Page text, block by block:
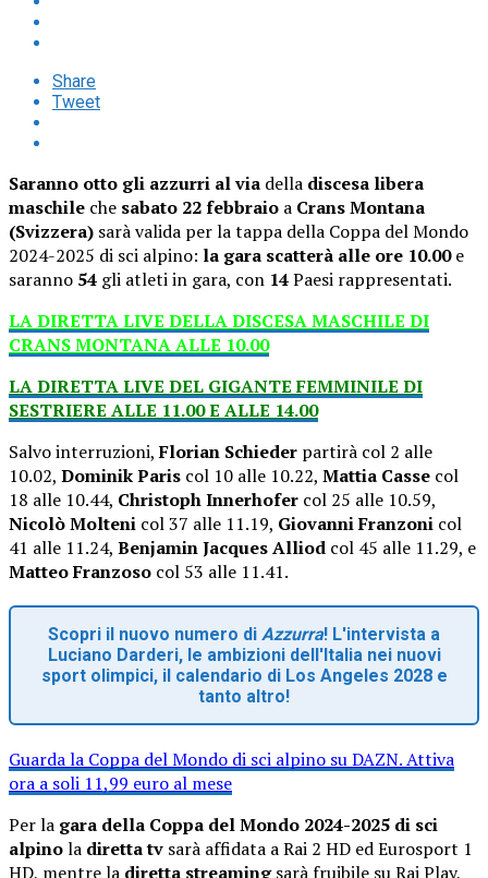
Share
Tweet
Saranno otto gli azzurri al via della discesa libera
maschile che sabato 22 febbraio a Crans Montana
(Svizzera) sarà valida per la tappa della Coppa del Mondo
2024-2025 di sci alpino: la gara scatterà alle ore 10.00e
saranno 54 gli atleti in gara, con 14Paesi rappresentati.
LA DIRETTA LIVE DELLA DISCESA MASCHILE DI
CRANS MONTANA ALLE 10.00
LA DIRETTA LIVE DEL GIGANTE FEMMINILE DI
SESTRIERE ALLE 11.00 E ALLE 14.00
Salvo interruzioni,Florian Schieder partirà col 2 alle
10.02, Dominik Paris col 10 alle 10.22, Mattia Casse col
18 alle 10.44, Christoph Innerhofer col 25 alle 10.59,
Nicolò Molteni col 37 alle 11.19, Giovanni Franzoni col
41 alle 11.24, Benjamin Jacques Alliod col 45 alle 11.29, e
Matteo Franzoso col 53 alle 11.41.
Scopri il nuovo numero di Azzurra! L'intervista a
Luciano Darderi, le ambizioni dell'Italia nei nuovi
sport olimpici, il calendario di Los Angeles 2028 e
tanto altro!
Guarda la Coppa del Mondo di sci alpino su DAZN. Attiva
ora a soli 11,99 euro al mese
Per la gara della Coppa del Mondo 2024-2025 di sci
alpinola diretta tv sarà affidata a Rai 2 HD ed Eurosport 1
HD, mentre la diretta streamingsarà fruibile su Rai Play,